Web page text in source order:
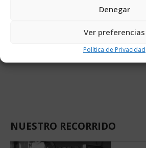
Denegar
Ver preferencias
Política de Privacidad
NUESTRO RECORRIDO